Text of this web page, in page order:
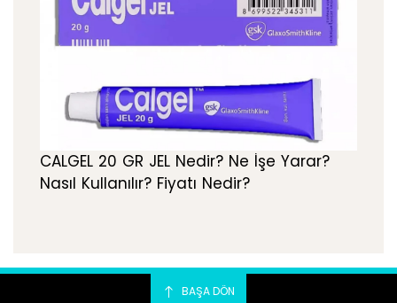
CALGEL 20 GR JEL Nedir? Ne İşe Yarar?
Nasıl Kullanılır? Fiyatı Nedir?
BAŞA DÖN